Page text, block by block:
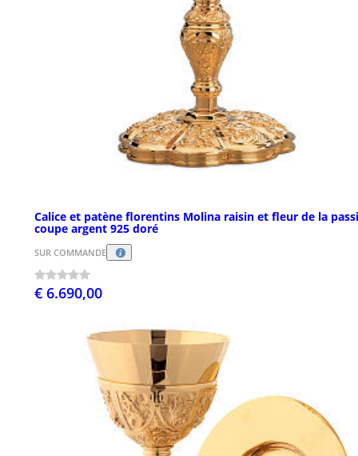
Calice et patène florentins Molina raisin et fleur de la
coupe argent 925 doré
SUR COMMANDE
€ 6.690,00